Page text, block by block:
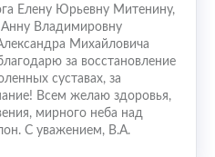
Елену Юрьевну Митенину,
Анну Владимировну
Михайловича
за восстановление
суставах, за
Всем желаю здоровья,
мирного неба над
С уважением, В.А.